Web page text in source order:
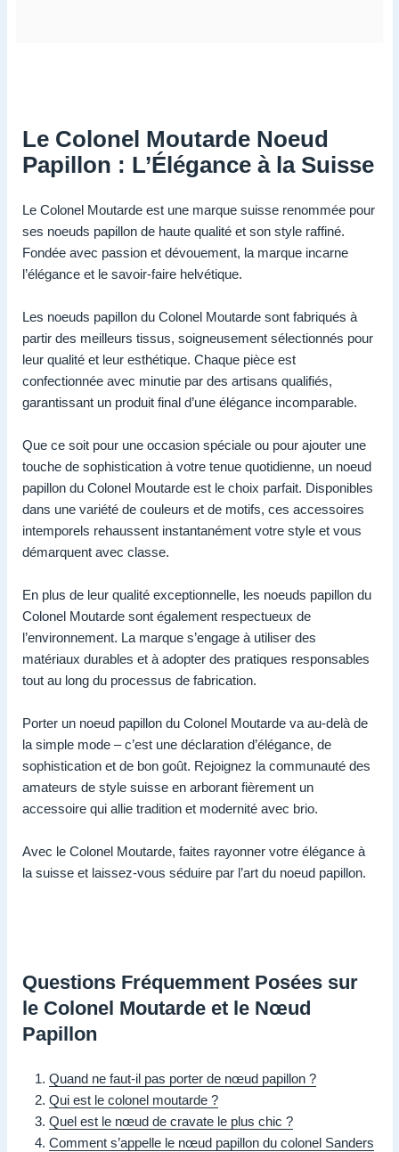
Le Colonel Moutarde Noeud
Papillon : L’Élégance à la Suisse
Le Colonel Moutarde est une marque suisse renommée pour
ses noeuds papillon de haute qualité et son style raffiné.
Fondée avec passion et dévouement, la marque incarne
l’élégance et le savoir-faire helvétique.
Les noeuds papillon du Colonel Moutarde sont fabriqués à
partir des meilleurs tissus, soigneusement sélectionnés pour
leur qualité et leur esthétique. Chaque pièce est
confectionnée avec minutie par des artisans qualifiés,
garantissant un produit final d’une élégance incomparable.
Que ce soit pour une occasion spéciale ou pour ajouter une
touche de sophistication à votre tenue quotidienne, un noeud
papillon du Colonel Moutarde est le choix parfait. Disponibles
dans une variété de couleurs et de motifs, ces accessoires
intemporels rehaussent instantanément votre style et vous
démarquent avec classe.
En plus de leur qualité exceptionnelle, les noeuds papillon du
Colonel Moutarde sont également respectueux de
l’environnement. La marque s’engage à utiliser des
matériaux durables et à adopter des pratiques responsables
tout au long du processus de fabrication.
Porter un noeud papillon du Colonel Moutarde va au-delà de
la simple mode – c’est une déclaration d’élégance, de
sophistication et de bon goût. Rejoignez la communauté des
amateurs de style suisse en arborant fièrement un
accessoire qui allie tradition et modernité avec brio.
Avec le Colonel Moutarde, faites rayonner votre élégance à
la suisse et laissez-vous séduire par l’art du noeud papillon.
Questions Fréquemment Posées sur
le Colonel Moutarde et le Nœud
Papillon
Quand ne faut-il pas porter de nœud papillon ?
Qui est le colonel moutarde ?
Quel est le nœud de cravate le plus chic ?
Comment s’appelle le nœud papillon du colonel Sanders